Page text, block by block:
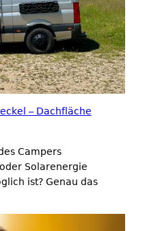
– Dachfläche
Campers
Solarenergie
ist? Genau das